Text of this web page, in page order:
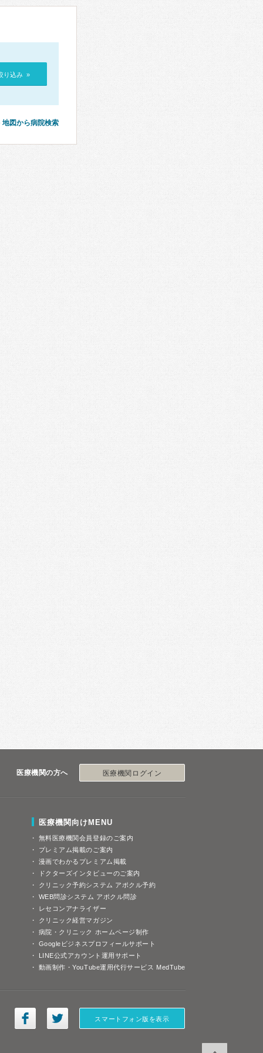
り込み »
地図から病院検索
医療機関の方へ 医療機関ログイン
医療機関向けMENU
無料医療機関会員登録のご案内
プレミアム掲載のご案内
漫画でわかるプレミアム掲載
ドクターズインタビューのご案内
クリニック予約システム アポクル予約
WEB問診システム アポクル問診
レセコンアナライザー
クリニック経営マガジン
病院・クリニック ホームページ制作
Googleビジネスプロフィールサポート
LINE公式アカウント運用サポート
動画制作・YouTube運用代行サービス MedTube
スマートフォン版を表示